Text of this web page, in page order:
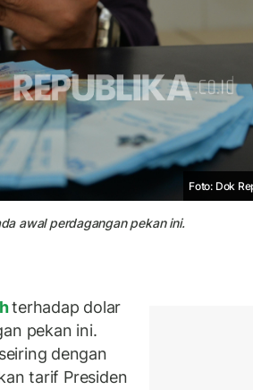
Foto: Dok
awal perdagangan pekan ini.
terhadap dolar
pekan ini.
dengan
tarif Presiden